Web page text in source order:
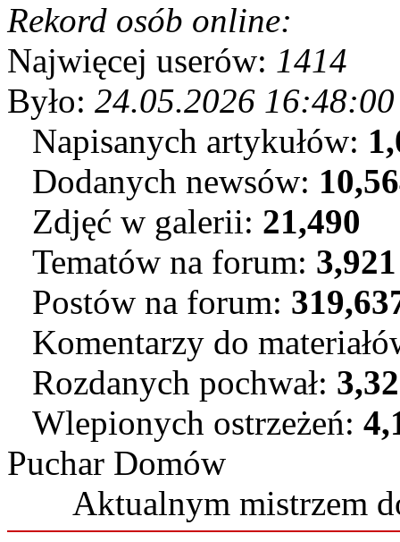
Rekord osób online:
Najwięcej userów: 1414
Było: 24.05.2026 16:48:00
Napisanych artykułów:
Dodanych newsów:
Zdjęć w galerii: 21,490
Tematów na forum: 3,921
Postów na forum:
Komentarzy do
Rozdanych pochwał:
Wlepionych ostrzeżeń:
Puchar Domów
Aktualnym mistrzem